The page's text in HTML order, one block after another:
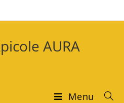
AURA
Menu